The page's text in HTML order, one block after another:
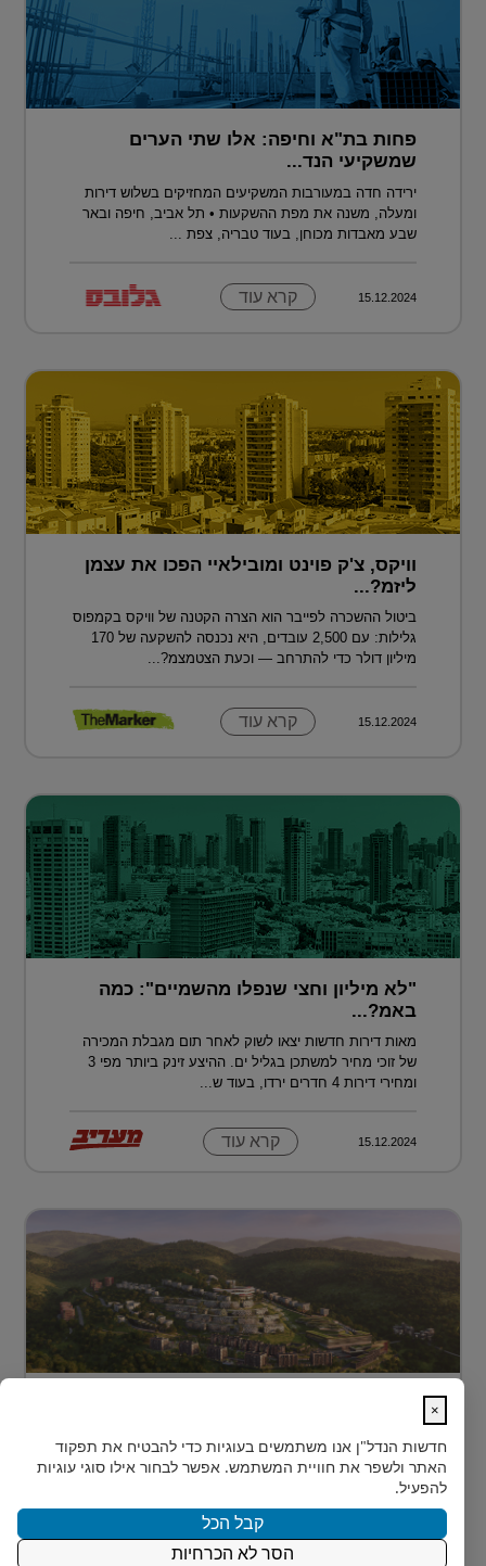
פחות בת"א וחיפה: אלו שתי הערים
שמשקיעי הנד...
ירידה חדה במעורבות המשקיעים המחזיקים בשלוש דירות
ומעלה, משנה את מפת ההשקעות • תל אביב, חיפה ובאר
שבע מאבדות מכוחן, בעוד טבריה, צפת ...
15.12.2024 קרא עוד
וויקס, צ'ק פוינט ומובילאיי הפכו את עצמן
ליזמ?...
ביטול ההשכרה לפייבר הוא הצרה הקטנה של וויקס בקמפוס
גלילות: עם 2,500 עובדים, היא נכנסה להשקעה של 170
מיליון דולר כדי להתרחב — וכעת הצטמצמ?...
15.12.2024 קרא עוד
"לא מיליון וחצי שנפלו מהשמיים": כמה
באמ?...
מאות דירות חדשות יצאו לשוק לאחר תום מגבלת המכירה
של זוכי מחיר למשתכן בגליל ים. ההיצע זינק ביותר מפי 3
ומחירי דירות 4 חדרים ירדו, בעוד ש...
15.12.2024 קרא עוד
בלב טביליסי, בין השכונות המבוקשות Vake וSaburtalo, כ-2
ק"מ בלבד מהאוניברסיטה של העיר, מוקם TBILISI
ACRES - פ...
×
חדשות הנדל"ן אנו משתמשים בעוגיות כדי להבטיח את תפקוד
האתר ולשפר את חוויית המשתמש. אפשר לבחור אילו סוגי עוגיות
להפעיל.
קבל הכל
הסר לא הכרחיות